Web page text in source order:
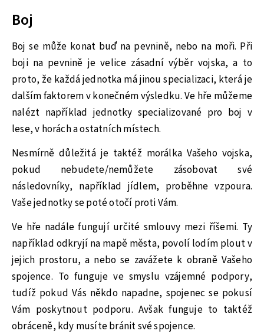
Boj
Boj se může konat buď na pevnině, nebo na moři. Při
boji na pevnině je velice zásadní výběr vojska, a to
proto, že každá jednotka má jinou specializaci, která je
dalším faktorem v konečném výsledku. Ve hře můžeme
nalézt například jednotky specializované pro boj v
lese, v horách a ostatních místech.
Nesmírně důležitá je taktéž morálka Vašeho vojska,
pokud nebudete/nemůžete zásobovat své
následovníky, například jídlem, proběhne vzpoura.
Vaše jednotky se poté otočí proti Vám.
Ve hře nadále fungují určité smlouvy mezi říšemi. Ty
například odkryjí na mapě města, povolí lodím plout v
jejich prostoru, a nebo se zavážete k obraně Vašeho
spojence. To funguje ve smyslu vzájemné podpory,
tudíž pokud Vás někdo napadne, spojenec se pokusí
Vám poskytnout podporu. Avšak funguje to taktéž
obráceně, kdy musíte bránit své spojence.